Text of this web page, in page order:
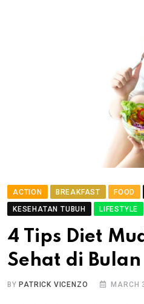
ACTION BREAKFAST FOOD
KESEHATAN TUBUH
LIFESTYLE
4 Tips Diet
Sehat di Bulan
BY PATRICK VICENZO MARCH